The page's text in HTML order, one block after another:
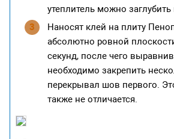
утеплитель можно
Наносят клей на плиту
абсолютно ровной
секунд, после чего
необходимо закрепить
перекрывал шов первого.
также не отличается.